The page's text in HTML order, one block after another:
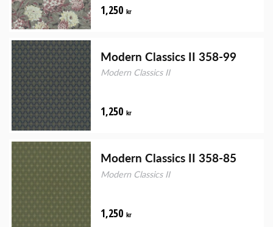
1,250 kr
Modern Classics II 358-99
Modern Classics II
1,250 kr
Modern Classics II 358-85
Modern Classics II
1,250 kr